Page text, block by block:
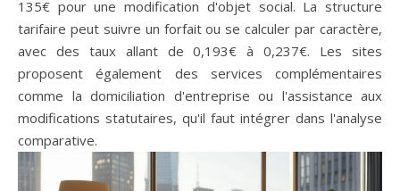
135€ pour une modification d'objet social. La structure
tarifaire peut suivre un forfait ou se calculer par caractère,
avec des taux allant de 0,193€ à 0,237€. Les sites
proposent également des services complémentaires
comme la domiciliation d'entreprise ou l'assistance aux
modifications statutaires, qu'il faut intégrer dans l'analyse
comparative.